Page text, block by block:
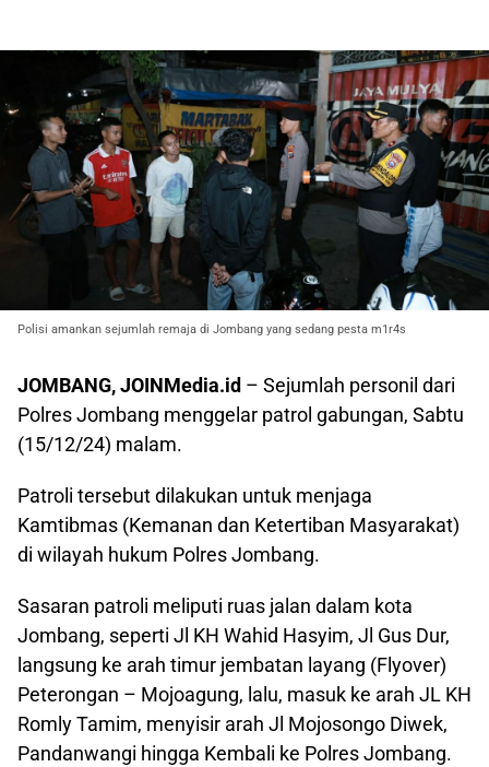
Polisi amankan sejumlah remaja di Jombang yang sedang pesta m1r4s
JOMBANG, JOINMedia.id – Sejumlah personil dari
Polres Jombang menggelar patrol gabungan, Sabtu
(15/12/24) malam.
Patroli tersebut dilakukan untuk menjaga
Kamtibmas (Kemanan dan Ketertiban Masyarakat)
di wilayah hukum Polres Jombang.
Sasaran patroli meliputi ruas jalan dalam kota
Jombang, seperti Jl KH Wahid Hasyim, Jl Gus Dur,
langsung ke arah timur jembatan layang (Flyover)
Peterongan – Mojoagung, lalu, masuk ke arah JL KH
Romly Tamim, menyisir arah Jl Mojosongo Diwek,
Pandanwangi hingga Kembali ke Polres Jombang.